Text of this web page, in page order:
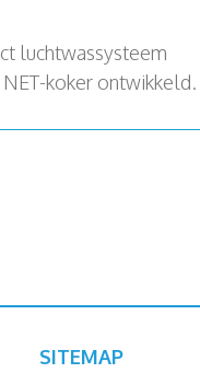
luchtwassysteem
koker ontwikkeld.
SITEMAP